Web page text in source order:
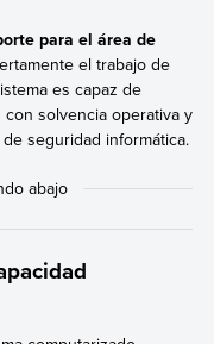
para el área de
el trabajo de
es capaz de
solvencia operativa y
seguridad informática.